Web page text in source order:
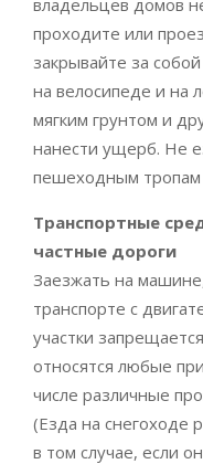
проходите или
закрывайте за
на велосипеде и на
мягким грунтом и
нанести ущерб. Не
пешеходным
Транспортные
частные дороги
Заезжать на
транспорте с
участки
относятся любые
числе различные
(Езда на снегоходе
в том случае, если